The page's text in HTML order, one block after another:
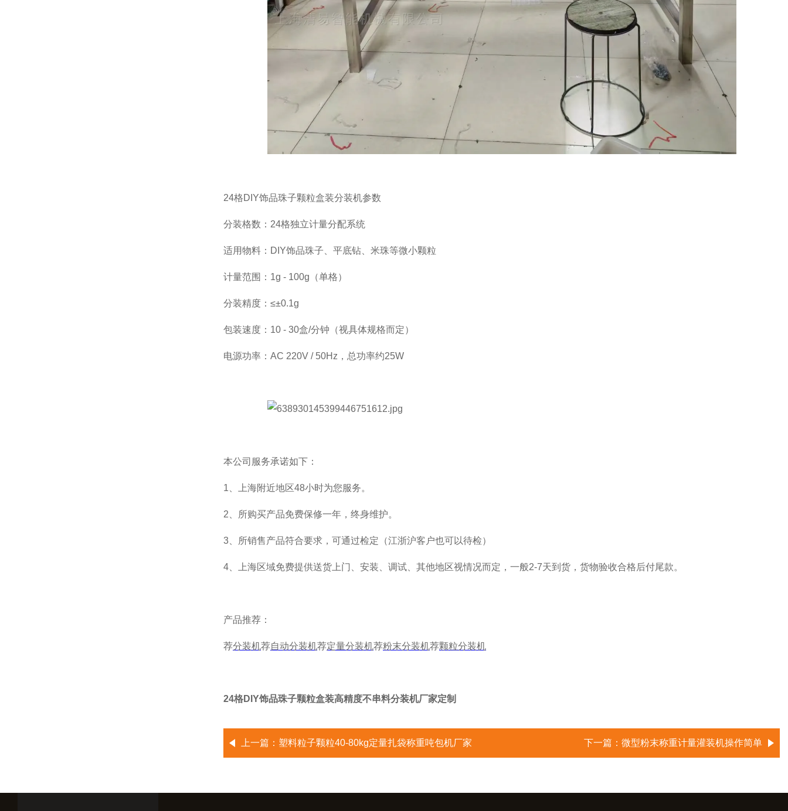
24格DIY饰品珠子颗粒盒装分装机参数
分装格数：24格独立计量分配系统
适用物料：DIY饰品珠子、平底钻、米珠等微小颗粒
计量范围：1g - 100g（单格）
分装精度：≤±0.1g
包装速度：10 - 30盒/分钟（视具体规格而定）
电源功率：AC 220V / 50Hz，总功率约25W
本公司服务承诺如下：
1、上海附近地区48小时为您服务。
2、所购买产品免费保修一年，终身维护。
3、所销售产品符合要求，可通过检定（江浙沪客户也可以待检）
4、上海区域免费提供送货上门、安装、调试、其他地区视情况而定，一般2-7天到货，货物验收合格后付尾款。
产品推荐：
荐分装机荐自动分装机荐定量分装机荐粉末分装机荐颗粒分装机
24格DIY饰品珠子颗粒盒装高精度不串料分装机厂家定制
上一篇： 塑料粒子颗粒40-80kg定量扎袋称重吨包机厂家 下一篇： 微型粉末称重计量灌装机操作简单